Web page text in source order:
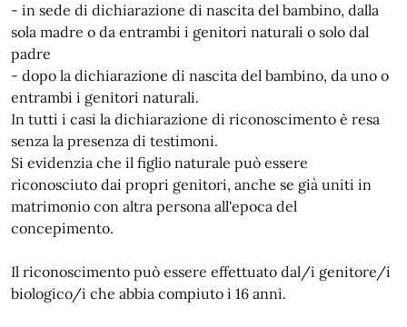
- in sede di dichiarazione di nascita del bambino, dalla
sola madre o da entrambi i genitori naturali o solo dal
padre
- dopo la dichiarazione di nascita del bambino, da uno o
entrambi i genitori naturali.
In tutti i casi la dichiarazione di riconoscimento è resa
senza la presenza di testimoni.
Si evidenzia che il figlio naturale può essere
riconosciuto dai propri genitori, anche se già uniti in
matrimonio con altra persona all'epoca del
concepimento.
Il riconoscimento può essere effettuato dal/i genitore/i
biologico/i che abbia compiuto i 16 anni.